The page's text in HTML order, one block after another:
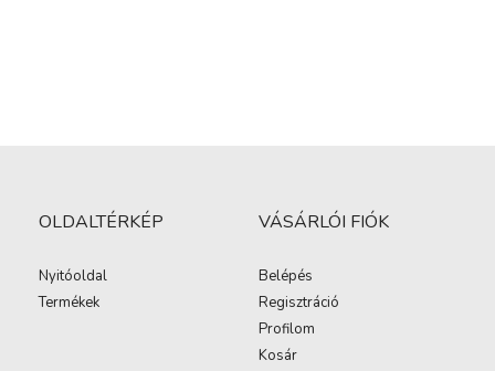
OLDALTÉRKÉP
Nyitóoldal
Termékek
VÁSÁRLÓI FIÓK
Belépés
Regisztráció
Profilom
Kosár